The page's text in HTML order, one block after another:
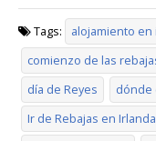
Tags: alojamiento en
comienzo de las
día de Reyes
dónde
Ir de Rebajas en Irlanda